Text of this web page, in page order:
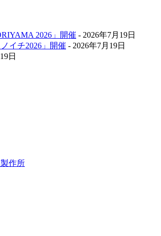
2026」開催 - 2026年7月19日
イチ2026」開催 - 2026年7月19日
日